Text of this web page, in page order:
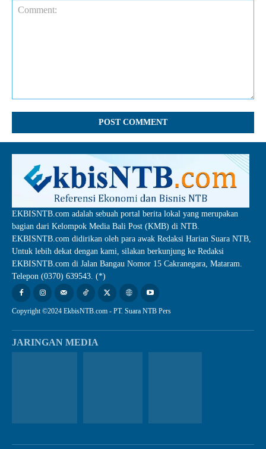
EKBISNTB.com adalah sebuah portal berita lokal yang merupakan
bagian dari Kelompok Media Bali Post (KMB) di NTB.
EKBISNTB.com didirikan oleh para awak Redaksi Harian Suara NTB,
Untuk lebih dekat dengan kami, silakan berkunjung ke Redaksi
EKBISNTB.com di Jalan Bangau Nomor 15 Cakranegara, Mataram.
Telepon (0370) 639543. (*)
Copyright ©2024 EkbisNTB.com - PT. Suara NTB Pers
JARINGAN MEDIA